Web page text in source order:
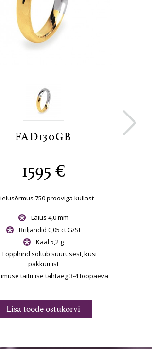
FAD130GB
1595 €
750 prooviga kullast
Laius 4,0 mm
Briljandid 0,05 ct G/SI
Kaal 5,2 g
Lõpphind sõltub suurusest, küsi
pakkumist
täitmise tähtaeg 3-4 tööpäeva
Lisa toode ostukorvi
